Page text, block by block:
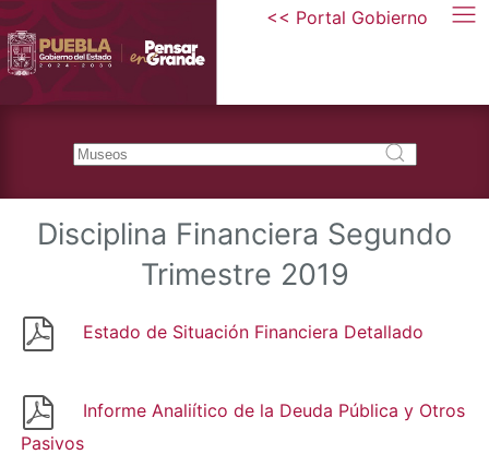
<< Portal Gobierno
Disciplina Financiera Segundo
Trimestre 2019
Estado de Situación Financiera Detallado
Informe Analiítico de la Deuda Pública y Otros
Pasivos